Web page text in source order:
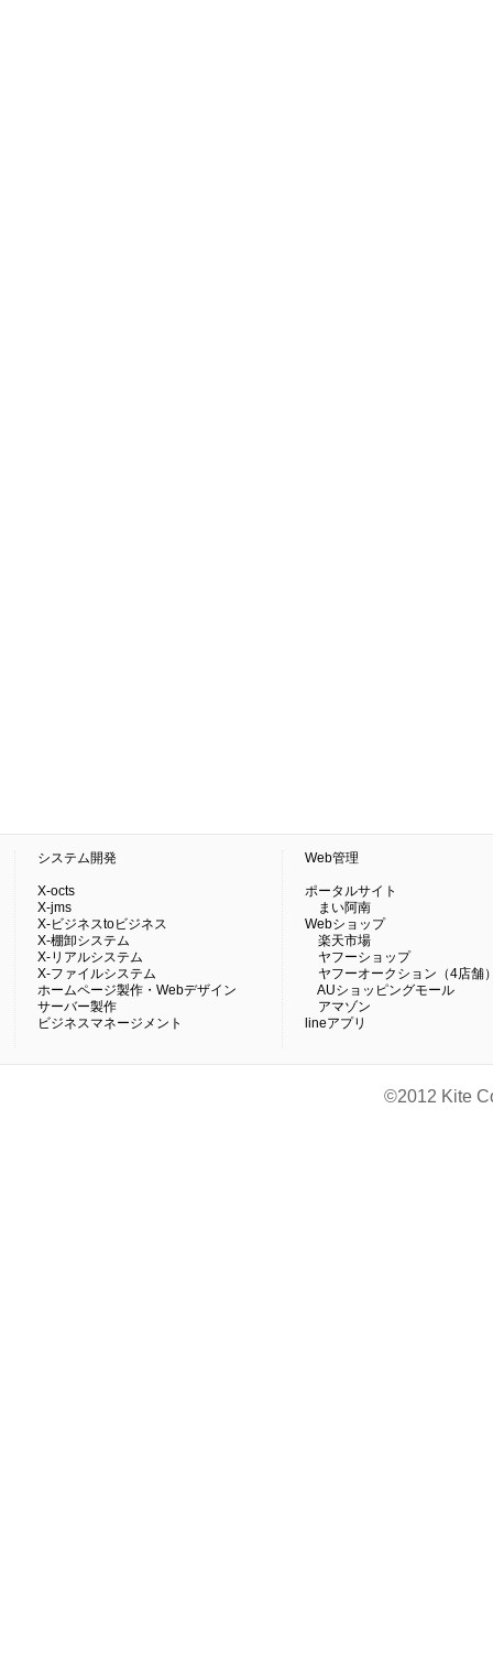
システム開発
X-octs
X-jms
X-ビジネスtoビジネス
X-棚卸システム
X-リアルシステム
X-ファイルシステム
ホームページ製作・Webデザイン
サーバー製作
ビジネスマネージメント
Web管理
ポータルサイト
まい阿南
Webショップ
楽天市場
ヤフーショップ
ヤフーオークション（4店舗
AUショッピングモール
アマゾン
lineアプリ
©2012 Kite